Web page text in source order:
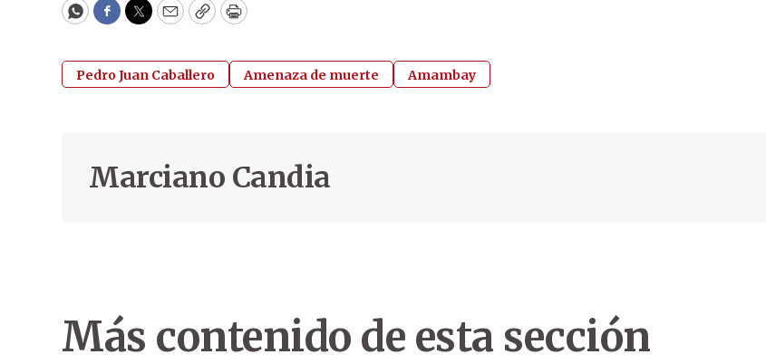
WhatsApp
Facebook
Twitter
EmailCopyPrint
Pedro Juan Caballero Amenaza de muerte Amambay
Marciano Candia
Más contenido de esta sección